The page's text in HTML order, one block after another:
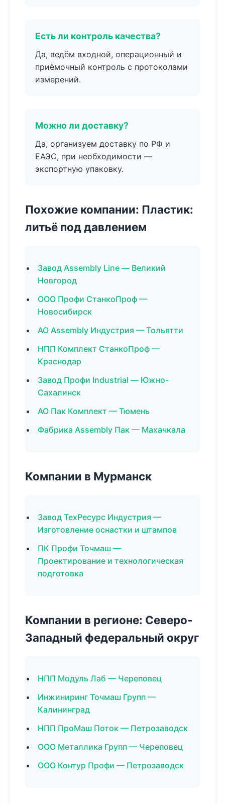
Есть ли контроль качества?
Да, ведём входной, операционный и
приёмочный контроль с протоколами
измерений.
Можно ли доставку?
Да, организуем доставку по РФ и
ЕАЭС, при необходимости —
экспортную упаковку.
Похожие компании: Пластик:
литьё под давлением
Завод Assembly Line — Великий
Новгород
ООО Профи СтанкоПроф —
Новосибирск
АО Assembly Индустрия — Тольятти
НПП Комплект СтанкоПроф —
Краснодар
Завод Профи Industrial — Южно-
Сахалинск
АО Пак Комплект — Тюмень
Фабрика Assembly Пак — Махачкала
Компании в Мурманск
Завод ТехРесурс Индустрия —
Изготовление оснастки и штампов
ПК Профи Точмаш —
Проектирование и технологическая
подготовка
Компании в регионе: Северо-
Западный федеральный округ
НПП Модуль Лаб — Череповец
Инжиниринг Точмаш Групп —
Калининград
НПП ПроМаш Поток — Петрозаводск
ООО Металлика Групп — Череповец
ООО Контур Профи — Петрозаводск